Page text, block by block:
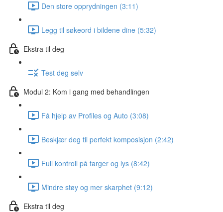
Den store opprydningen (3:11)
Legg til søkeord i bildene dine (5:32)
Ekstra til deg
Test deg selv
Modul 2: Kom i gang med behandlingen
Få hjelp av Profiles og Auto (3:08)
Beskjær deg til perfekt komposisjon (2:42)
Full kontroll på farger og lys (8:42)
Mindre støy og mer skarphet (9:12)
Ekstra til deg